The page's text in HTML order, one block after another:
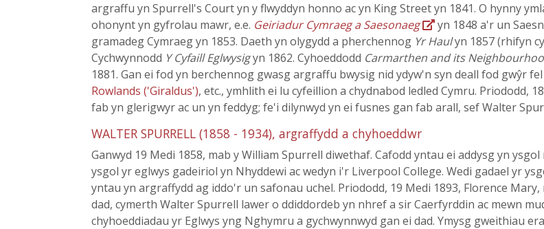
argraffu yn Spurrell's Court yn y flwyddyn honno ac yn King Street yn 1841. O hynny
ohonynt yn gyfrolau mawr, e.e. Geiriadur Cymraeg a Saesonaeg
yn 1848 a'r un
gramadeg Cymraeg yn 1853. Daeth yn olygydd a pherchennog Yr Haulyn 1857 (rhifyn
Cychwynnodd Y Cyfaill Eglwysigyn 1862. Cyhoeddodd Carmarthen and its
1881. Gan ei fod yn berchennog gwasg argraffu bwysig nid ydyw'n syn deall fod gwŷr fel
Rowlands ('Giraldus'), etc., ymhlith ei lu cyfeillion a chydnabod ledled Cymru. Priododd,
fab yn glerigwyr ac un yn feddyg; fe'i dilynwyd yn ei fusnes gan fab arall, sef Walter
WALTER SPURRELL (1858 - 1934), argraffydd a chyhoeddwr
Ganwyd 19 Medi 1858, mab y William Spurrell diwethaf. Cafodd yntau ei addysg yn
ysgol yr eglwys gadeiriol yn Nhyddewi ac wedyn i'r Liverpool College. Wedi gadael yr
yntau yn argraffydd ag iddo'r un safonau uchel. Priododd, 19 Medi 1893, Florence
dad, cymerth Walter Spurrell lawer o ddiddordeb yn nhref a sir Caerfyrddin ac mewn
chyhoeddiadau yr Eglwys yng Nghymru a gychwynnwyd gan ei dad. Ymysg gweithiau